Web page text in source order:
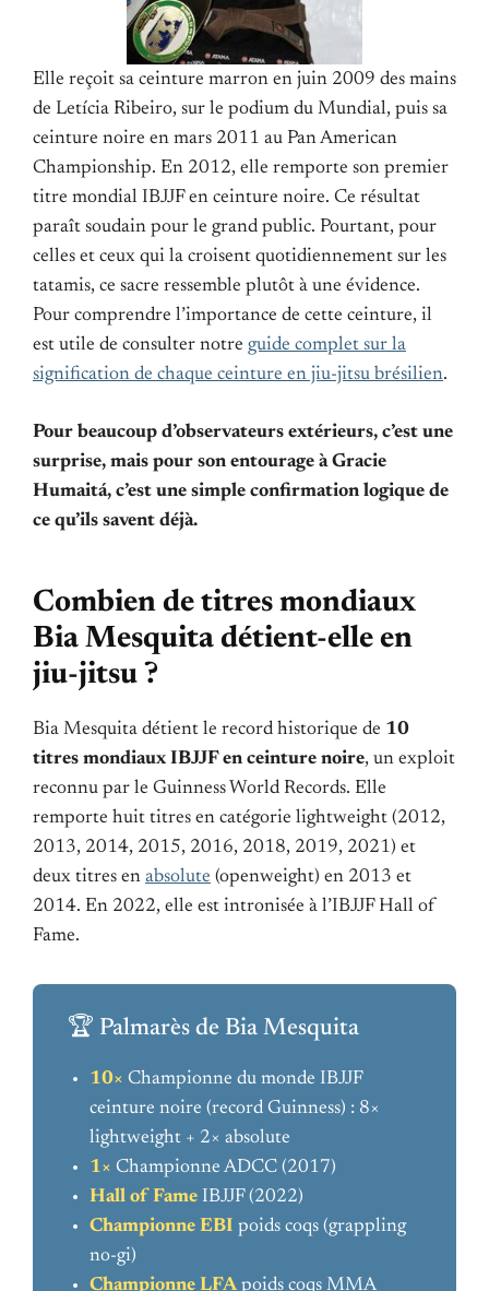
Elle reçoit sa ceinture marron en juin 2009 des mains
de Letícia Ribeiro, sur le podium du Mundial, puis sa
ceinture noire en mars 2011 au Pan American
Championship. En 2012, elle remporte son premier
titre mondial IBJJF en ceinture noire. Ce résultat
paraît soudain pour le grand public. Pourtant, pour
celles et ceux qui la croisent quotidiennement sur les
tatamis, ce sacre ressemble plutôt à une évidence.
Pour comprendre l’importance de cette ceinture, il
est utile de consulter notre guide complet sur la
signification de chaque ceinture en jiu-jitsu brésilien.
Pour beaucoup d’observateurs extérieurs, c’est une
surprise, mais pour son entourage à Gracie
Humaitá, c’est une simple confirmation logique de
ce qu’ils savent déjà.
Combien de titres mondiaux
Bia Mesquita détient-elle en
jiu-jitsu ?
Bia Mesquita détient le record historique de 10
titres mondiaux IBJJF en ceinture noire, un exploit
reconnu par le Guinness World Records. Elle
remporte huit titres en catégorie lightweight (2012,
2013, 2014, 2015, 2016, 2018, 2019, 2021) et
deux titres en absolute (openweight) en 2013 et
2014. En 2022, elle est intronisée à l’IBJJF Hall of
Fame.
🏆 Palmarès de Bia Mesquita
10× Championne du monde IBJJF
ceinture noire (record Guinness) : 8×
lightweight + 2× absolute
1× Championne ADCC (2017)
Hall of Fame IBJJF (2022)
Championne EBI poids coqs (grappling
no-gi)
Championne LFApoids coqs MMA